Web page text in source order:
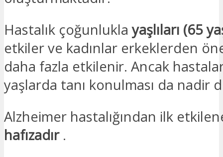
Hastalık çoğunluklayaşlıları (65
etkiler ve kadınlar erkeklerden
daha fazla etkilenir. Ancak
yaşlarda tanı konulması da nadir
Alzheimer hastalığından ilk
hafızadır .